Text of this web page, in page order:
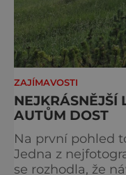
ZAJÍMAVOSTI
NEJKRÁSNĚJŠÍ
AUTŮM DOST
Na první pohled
Jedna z
se rozhodla, že